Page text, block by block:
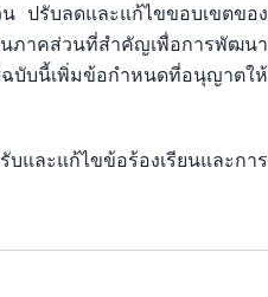
ปรับลดและแก้ไขขอบเขตของ
ภาคส่วนที่สำคัญเพื่อการพัฒนา
ฉบับนี้เพิ่มข้อกำหนดที่อนุญาตให้
และแก้ไขข้อร้องเรียนและการ